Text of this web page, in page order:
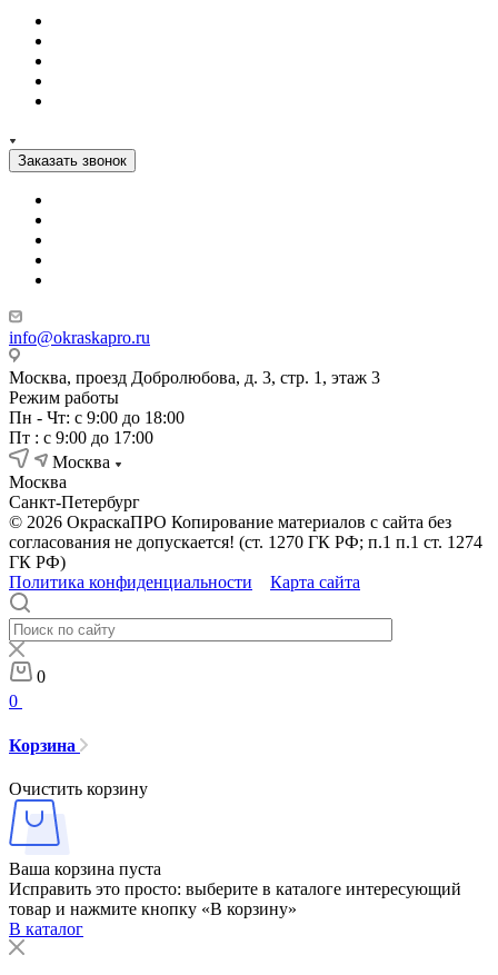
Заказать звонок
info@okraskapro.ru
Москва, проезд Добролюбова, д. 3, стр. 1, этаж 3
Режим работы
Пн - Чт: с 9:00 до 18:00
Пт : с 9:00 до 17:00
Москва
Москва
Санкт-Петербург
© 2026 ОкраскаПРО Копирование материалов с сайта без
согласования не допускается! (ст. 1270 ГК РФ; п.1 п.1 ст. 1274
ГК РФ)
Политика конфиденциальности
Карта сайта
0
0
Корзина
Очистить корзину
Ваша корзина пуста
Исправить это просто: выберите в каталоге интересующий
товар и нажмите кнопку «В корзину»
В каталог